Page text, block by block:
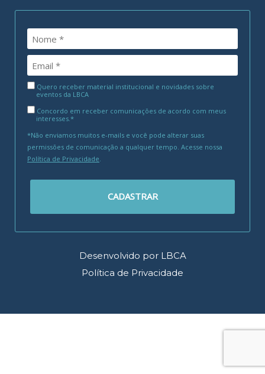
Quero receber material institucional e novidades sobre
eventos da LBCA
Concordo em receber comunicações de acordo com meus
interesses.*
*Não enviamos muitos e-mails e você pode alterar suas
permissões de comunicação a qualquer tempo. Acesse nossa
Política de Privacidade
CADASTRAR
Desenvolvido por LBCA
Política de Privacidade